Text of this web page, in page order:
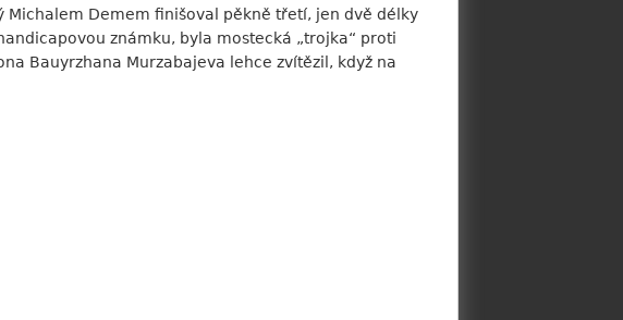
Demem finišoval pěkně třetí, jen dvě délky
známku, byla mostecká „trojka“ proti
Bauyrzhana Murzabajeva lehce zvítězil, když na